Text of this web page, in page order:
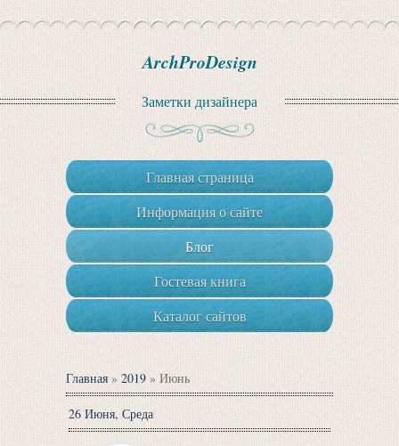
ArchProDesign
Заметки дизайнера
Главная страница
Информация о сайте
Блог
Гостевая книга
Каталог сайтов
Главная»2019 » Июнь
26 Июня, Среда